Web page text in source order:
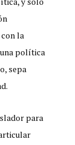
la
política
sepa
para